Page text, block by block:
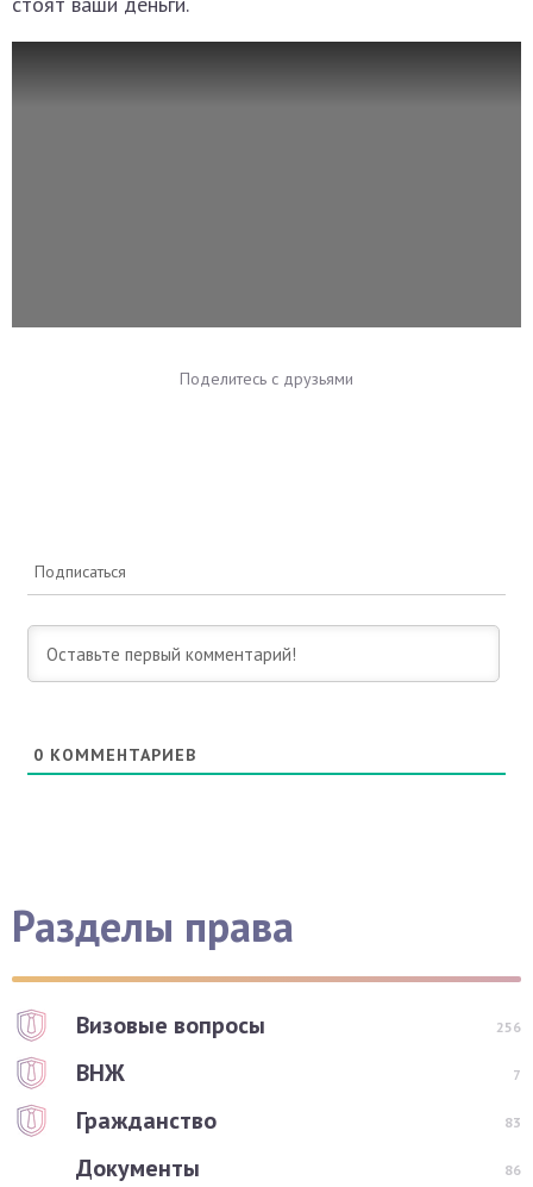
Поделитесь с друзьями
Подписаться
0 КОММЕНТАРИЕВ
Разделы права
Визовые вопросы 256
ВНЖ 7
Гражданство 83
Документы 86